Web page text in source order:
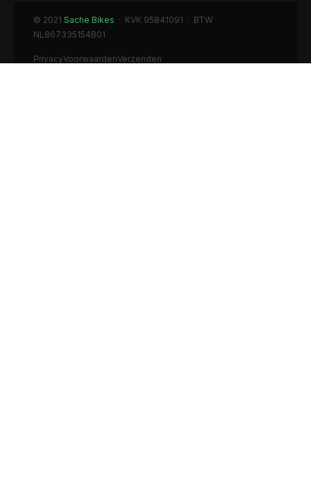
© 2021 Sache Bikes · KVK 95841091 · BTW
NL867335154B01
PrivacyVoorwaardenVerzenden